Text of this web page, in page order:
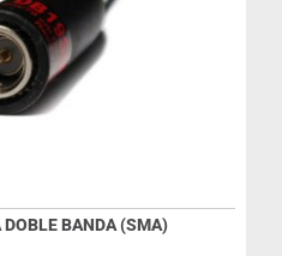
BANDA (SMA)